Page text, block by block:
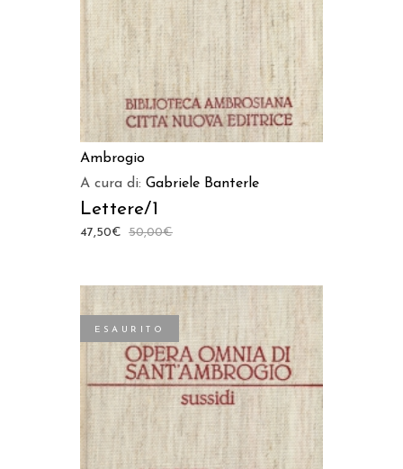
Ambrogio
A cura di: Gabriele Banterle
Lettere/1
50,00€
47,50€
ESAURITO